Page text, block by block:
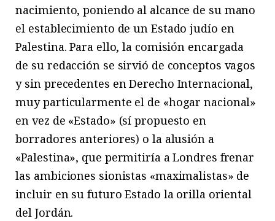
nacimiento, poniendo al alcance de su mano
el establecimiento de un Estado judío en
Palestina. Para ello, la comisión encargada
de su redacción se sirvió de conceptos vagos
y sin precedentes en Derecho Internacional,
muy particularmente el de «hogar nacional»
en vez de «Estado» (sí propuesto en
borradores anteriores) o la alusión a
«Palestina», que permitiría a Londres frenar
las ambiciones sionistas «maximalistas» de
incluir en su futuro Estado la orilla oriental
del Jordán.